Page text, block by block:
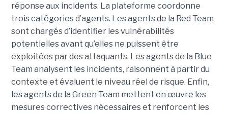
réponse aux incidents. La plateforme coordonne
trois catégories d’agents. Les agents de la Red Team
sont chargés d’identifier les vulnérabilités
potentielles avant qu’elles ne puissent être
exploitées par des attaquants. Les agents de la Blue
Team analysent les incidents, raisonnent à partir du
contexte et évaluent le niveau réel de risque. Enfin,
les agents de la Green Team mettent en œuvre les
mesures correctives nécessaires et renforcent les